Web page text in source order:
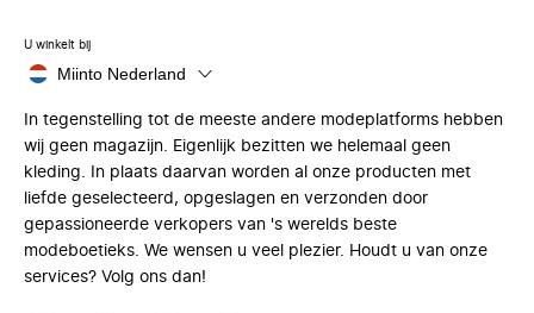
U winkelt bij
Miinto Nederland
In tegenstelling tot de meeste andere modeplatforms hebben
wij geen magazijn. Eigenlijk bezitten we helemaal geen
kleding. In plaats daarvan worden al onze producten met
liefde geselecteerd, opgeslagen en verzonden door
gepassioneerde verkopers van 's werelds beste
modeboetieks. We wensen u veel plezier. Houdt u van onze
services? Volg ons dan!